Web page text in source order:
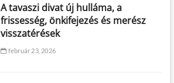
A tavaszi divat új hulláma, a
frissesség, önkifejezés és merész
visszatérések
február 23, 2026